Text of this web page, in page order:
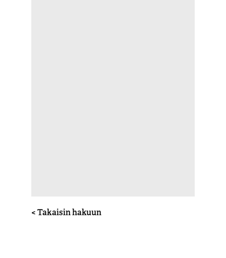
< Takaisin hakuun